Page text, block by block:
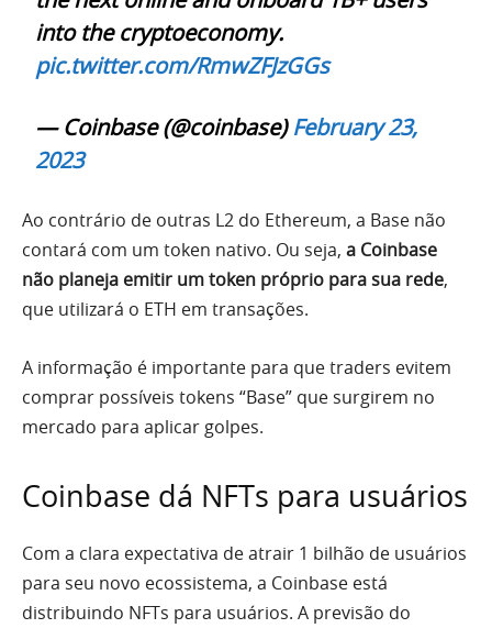
into the cryptoeconomy.
pic.twitter.com/RmwZFJzGGs
— Coinbase (@coinbase)February 23,
2023
Ao contrário de outras L2 do Ethereum, a Base não
contará com um token nativo. Ou seja, a Coinbase
não planeja emitir um token próprio para sua rede,
que utilizará o ETH em transações.
A informação é importante para que traders evitem
comprar possíveis tokens “Base” que surgirem no
mercado para aplicar golpes.
Coinbase dá NFTs para usuários
Com a clara expectativa de atrair 1 bilhão de usuários
para seu novo ecossistema, a Coinbase está
distribuindo NFTs para usuários. A previsão do